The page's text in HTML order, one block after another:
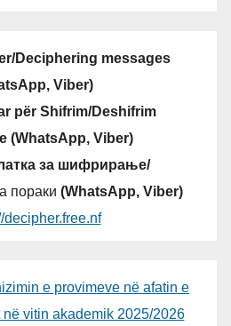
Deciphering messages
Viber)
për Shifrim/Deshifrim
(WhatsApp, Viber)
за шифрирање/
пораки (WhatsApp, Viber)
decipher.free.nf
e provimeve në afatin e
në vitin akademik 2025/2026